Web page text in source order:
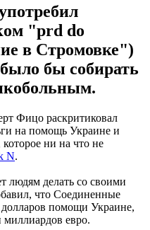
"prd do
в Стромовке")
бы собирать
Фицо раскритиковал
на помощь Украине и
ни на что не
N.
людям делать со своими
что Соединенные
помощи Украине,
миллиардов евро.